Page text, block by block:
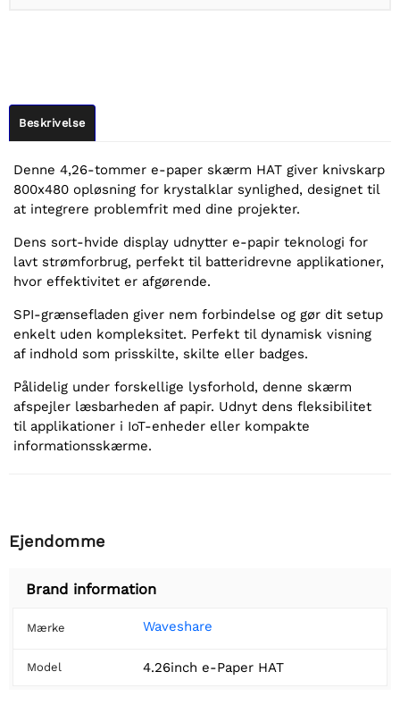
Beskrivelse
Denne 4,26-tommer e-paper skærm HAT giver knivskarp
800x480 opløsning for krystalklar synlighed, designet til
at integrere problemfrit med dine projekter.
Dens sort-hvide display udnytter e-papir teknologi for
lavt strømforbrug, perfekt til batteridrevne applikationer,
hvor effektivitet er afgørende.
SPI-grænsefladen giver nem forbindelse og gør dit setup
enkelt uden kompleksitet. Perfekt til dynamisk visning
af indhold som prisskilte, skilte eller badges.
Pålidelig under forskellige lysforhold, denne skærm
afspejler læsbarheden af papir. Udnyt dens fleksibilitet
til applikationer i IoT-enheder eller kompakte
informationsskærme.
Ejendomme
Brand information
Mærke Waveshare
Model 4.26inch e-Paper HAT